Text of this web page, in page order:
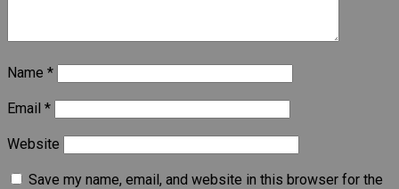
Name *
Email *
Website
Save my name, email, and website in this browser for the